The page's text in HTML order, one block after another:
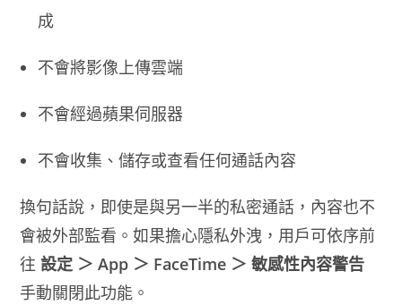
成
不會將影像上傳雲端
不會經過蘋果伺服器
不會收集、儲存或查看任何通話內容
換句話說，即使是與另一半的私密通話，內容也不
會被外部監看。如果擔心隱私外洩，用戶可依序前
往設定 ＞ App ＞ FaceTime ＞ 敏感性內容警告
手動關閉此功能。